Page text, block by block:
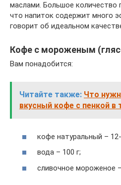
маслами. Большое количество
что напиток содержит много
говорит об идеальном
Кофе с мороженым
Вам понадобится:
Читайте также: Что
вкусный кофе с пенкой в
кофе натуральный – 12-
вода – 100 г;
сливочное мороженое –